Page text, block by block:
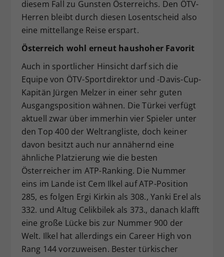
diesem Fall zu Gunsten Österreichs. Den ÖTV-
Herren bleibt durch diesen Losentscheid also
eine mittellange Reise erspart.
Österreich wohl erneut haushoher Favorit
Auch in sportlicher Hinsicht darf sich die
Equipe von ÖTV-Sportdirektor und -Davis-Cup-
Kapitän Jürgen Melzer in einer sehr guten
Ausgangsposition wähnen. Die Türkei verfügt
aktuell zwar über immerhin vier Spieler unter
den Top 400 der Weltrangliste, doch keiner
davon besitzt auch nur annähernd eine
ähnliche Platzierung wie die besten
Österreicher im ATP-Ranking. Die Nummer
eins im Lande ist Cem Ilkel auf ATP-Position
285, es folgen Ergi Kirkin als 308., Yanki Erel als
332. und Altug Celikbilek als 373., danach klafft
eine große Lücke bis zur Nummer 900 der
Welt. Ilkel hat allerdings ein Career High von
Rang 144 vorzuweisen. Bester türkischer